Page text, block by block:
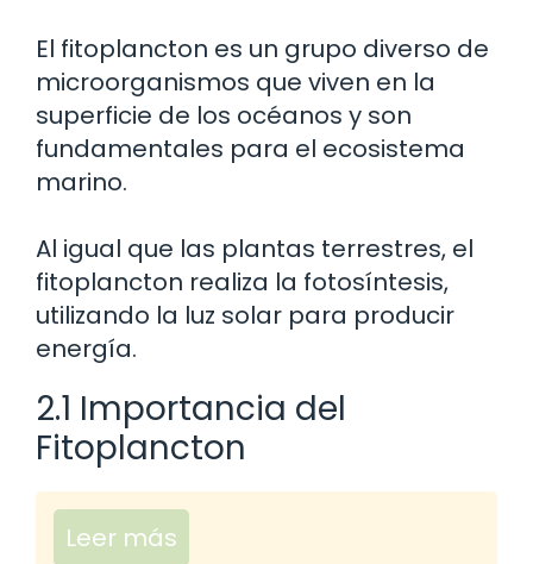
El fitoplancton es un grupo diverso de
microorganismos que viven en la
superficie de los océanos y son
fundamentales para el ecosistema
marino.
Al igual que las plantas terrestres, el
fitoplancton realiza la fotosíntesis,
utilizando la luz solar para producir
energía.
2.1 Importancia del
Fitoplancton
Leer más